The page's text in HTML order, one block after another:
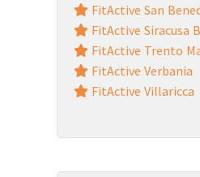
FitActive San
FitActive Siracusa
FitActive Trento
FitActive Verbania
FitActive Villaricca